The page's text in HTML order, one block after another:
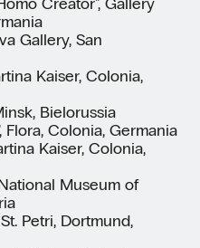
Gallery, San
Kaiser, Colonia,
Bielorussia
Flora, Colonia, Germania
Kaiser, Colonia,
Museum of
Petri, Dortmund,